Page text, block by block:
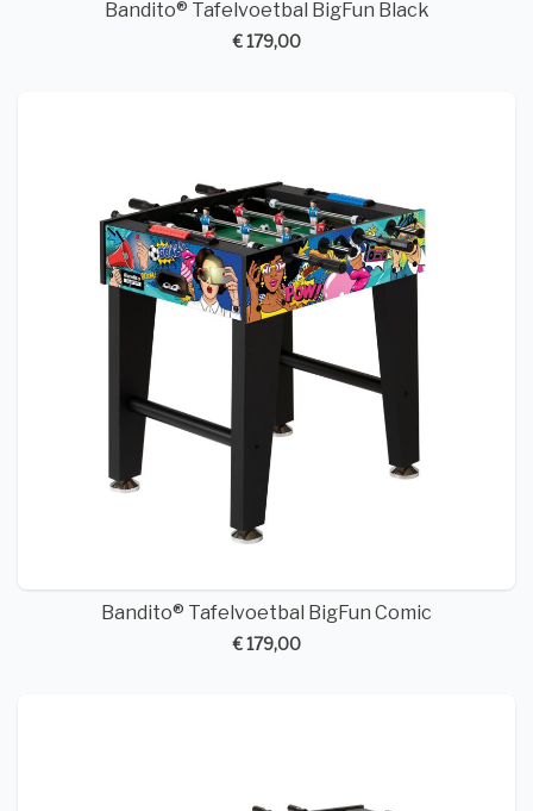
Bandito® Tafelvoetbal BigFun Black
€ 179,00
Bandito® Tafelvoetbal BigFun Comic
€ 179,00